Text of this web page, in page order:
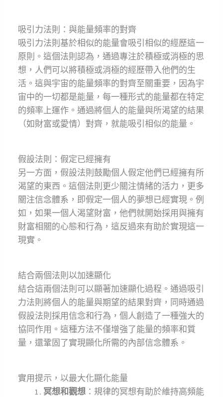
吸引力法則：與能量頻率的對齊
吸引力法則基於相似的能量會吸引相似的經歷這一
原則。這個法則認為，通過專注於積極或消極的思
想，人們可以將積極或消極的經歷帶入他們的生
活。這與宇宙的能量頻率的對齊至關重要，因為宇
宙中的一切都是能量，每一種形式的能量都在特定
的頻率上運作。通過將個人的能量與所渴望的結果
（如財富或愛情）對齊，就能吸引相似的能量。
假設法則：假定已經擁有
另一方面，假設法則鼓勵個人假定他們已經擁有所
渴望的東西。這個法則更少關注情緒的活力，更多
關注信念體系，即假定一個人的夢想已經實現。例
如，如果一個人渴望財富，他們就開始採用與擁有
財富相關的心態和行為，這反過來有助於實現這一
現實。
結合兩個法則以加速顯化
結合這兩個法則可以顯著加速顯化過程。通過吸引
力法則將個人的能量與期望的結果對齊，同時通過
假設法則採用信念和行為，個人創造了一種強大的
協同作用。這種方法不僅增強了能量的頻率和質
量，還鞏固了實現顯化所需的內部信念體系。
實用提示，以最大化顯化能量
冥想和觀想 ：規律的冥想有助於維持高頻能